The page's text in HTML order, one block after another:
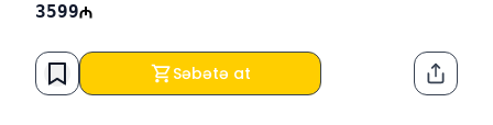
3599
Səbətə at